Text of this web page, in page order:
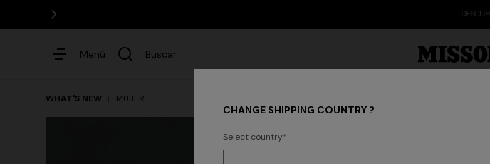
DESCUBRE LA
Menú Buscar
WHAT'S NEW MUJER
CHANGE SHIPPING COUNTRY ?
Select country